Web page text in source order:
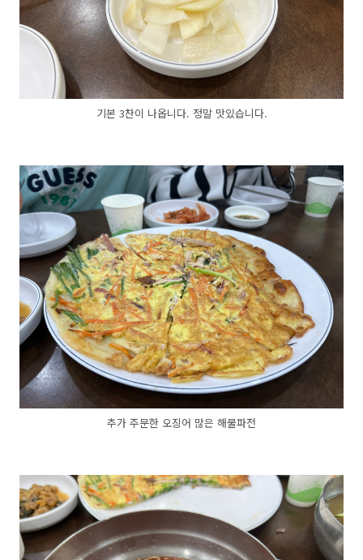
기본 3찬이 나옵니다. 정말 맛있습니다.
추가 주문한 오징어 많은 해물파전